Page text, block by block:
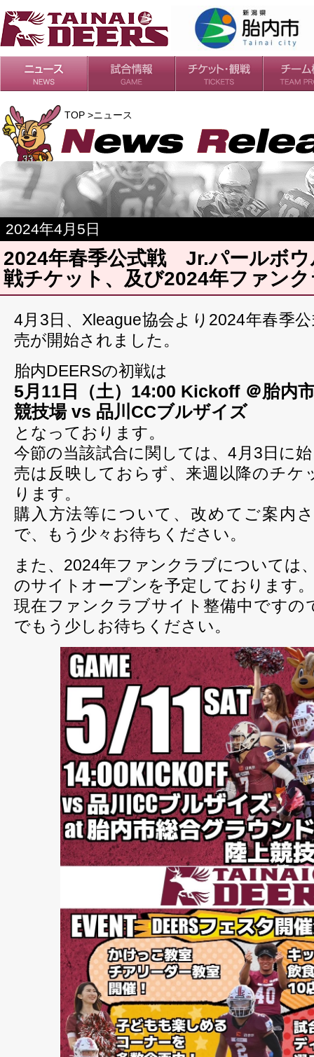
TOP >ニュース
2024年4月5日
2024年春季公式戦 Jr.パールボウ
戦チケット、及び2024年ファン
4月3日、Xleague協会より2024年春季
売が開始されました。
胎内DEERSの初戦は
5月11日（土）14:00 Kickoff ＠胎内
競技場 vs 品川CCブルザイズ
となっております。
今節の当該試合に関しては、4月3日に
売は反映しておらず、来週以降のチケ
ります。
購入方法等について、改めてご案内
で、もう少々お待ちください。
また、2024年ファンクラブについては
のサイトオープンを予定しております。
現在ファンクラブサイト整備中ですの
でもう少しお待ちください。